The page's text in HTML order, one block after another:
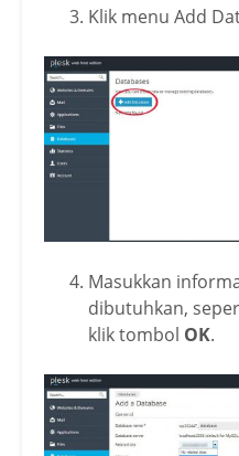
Klik menu Add
Masukkan
dibutuhkan,
klik tombol OK.